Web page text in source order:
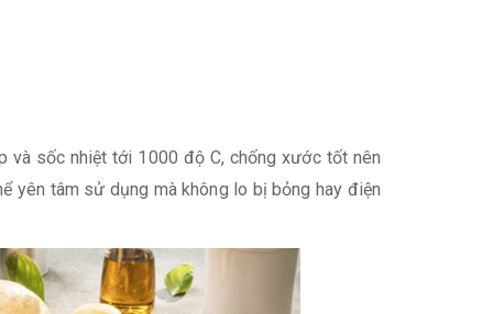
sốc nhiệt tới 1000 độ C, chống xước tốt nên
yên tâm sử dụng mà không lo bị bỏng hay điện